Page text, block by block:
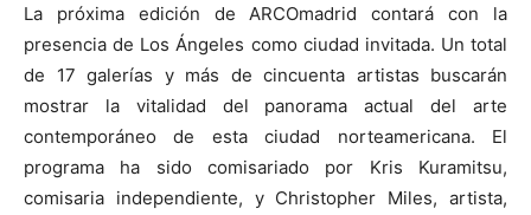
La próxima edición de ARCOmadrid contará con la
presencia de Los Ángeles como ciudad invitada. Un total
de 17 galerías y más de cincuenta artistas buscarán
mostrar la vitalidad del panorama actual del arte
contemporáneo de esta ciudad norteamericana. El
programa ha sido comisariado por Kris Kuramitsu,
comisaria independiente, y Christopher Miles, artista,